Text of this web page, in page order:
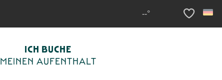
--°
Voir les
ICH BUCHE
MEINEN AUFENTHALT